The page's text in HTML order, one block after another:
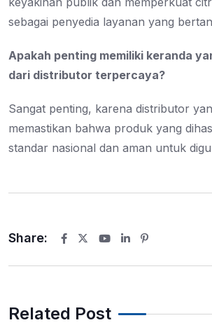
sebagai penyedia layanan yang
Apakah penting memiliki keranda
dari distributor terpercaya?
Sangat penting, karena distributor
memastikan bahwa produk yang
standar nasional dan aman untuk
Share:
Youtube
LinkedIn
Related Post